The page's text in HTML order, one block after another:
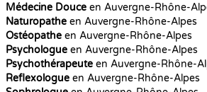
Médecine Douce en Auvergne-Rhône-
Naturopathe en Auvergne-Rhône-Alpes
Ostéopathe en Auvergne-Rhône-Alpes
Psychologue en Auvergne-Rhône-Alpes
Psychothérapeute en Auvergne-Rhône-
Reflexologue en Auvergne-Rhône-Alpes